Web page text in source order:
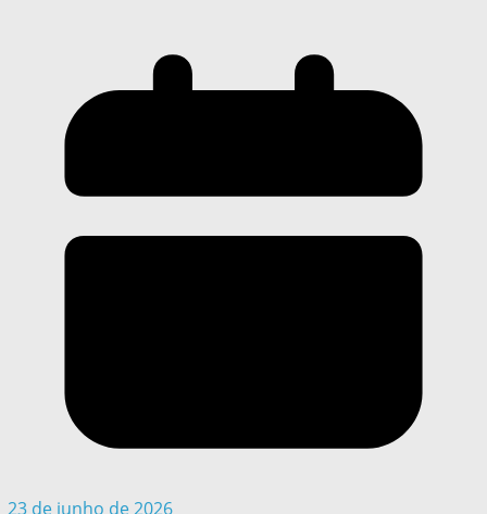
23 de junho de 2026